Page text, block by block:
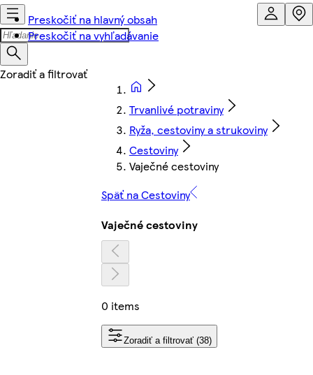
Preskočiť na hlavný obsah
Preskočiť na vyhľadávanie
Trvanlivé potraviny
Ryža, cestoviny a strukoviny
Cestoviny
Vaječné cestoviny
Späť na Cestoviny
Vaječné cestoviny
0 items
Zoradiť a filtrovať (38)